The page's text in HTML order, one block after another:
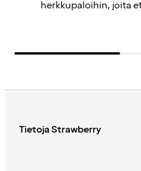
herkkupaloihin, joita
Tietoja Strawberry